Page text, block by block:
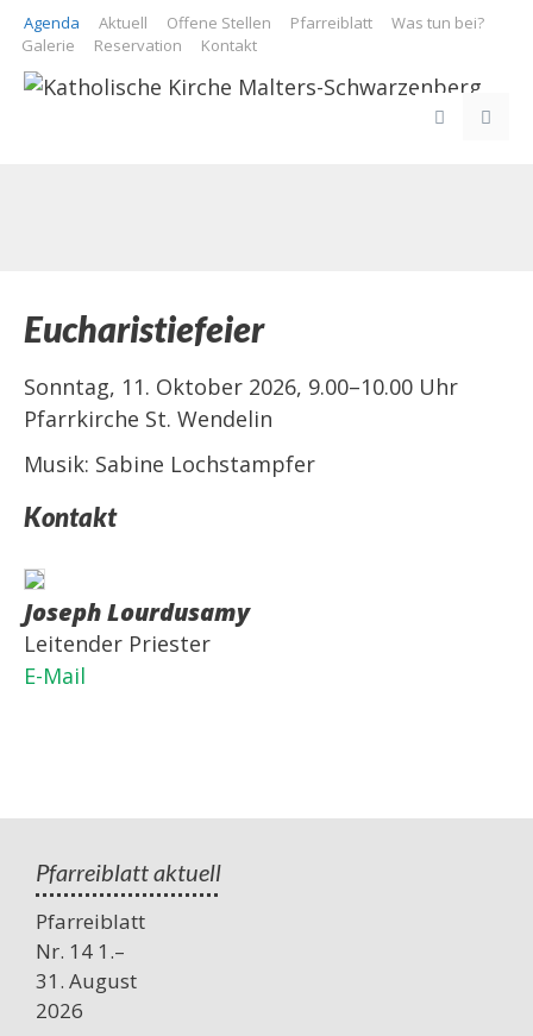
Springe
zum
Inhalt
Agenda Aktuell Offene Stellen Pfarreiblatt
Was tun bei?
Galerie
Reservation Kontakt
Eucharistiefeier
Sonntag, 11. Oktober 2026, 9.00–10.00 Uhr
Pfarrkirche St. Wendelin
Musik: Sabine Lochstampfer
Kontakt
Joseph Lourdusamy
Leitender Priester
E-Mail
Pfarreiblatt aktuell
Pfarreiblatt
Nr. 14 1.–
31. August
2026